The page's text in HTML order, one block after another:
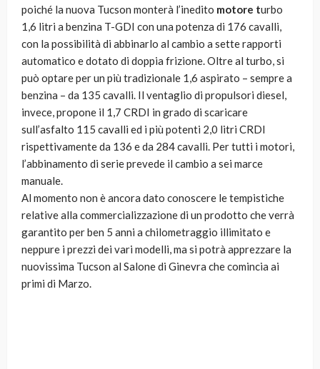
poiché la nuova Tucson monterà l’inedito motore turbo
1,6 litri a benzina T-GDI con una potenza di 176 cavalli,
con la possibilità di abbinarlo al cambio a sette rapporti
automatico e dotato di doppia frizione. Oltre al turbo, si
può optare per un più tradizionale 1,6 aspirato – sempre a
benzina – da 135 cavalli. Il ventaglio di propulsori diesel,
invece, propone il 1,7 CRDI in grado di scaricare
sull’asfalto 115 cavalli ed i più potenti 2,0 litri CRDI
rispettivamente da 136 e da 284 cavalli. Per tutti i motori,
l’abbinamento di serie prevede il cambio a sei marce
manuale.
Al momento non è ancora dato conoscere le tempistiche
relative alla commercializzazione di un prodotto che verrà
garantito per ben 5 anni a chilometraggio illimitato e
neppure i prezzi dei vari modelli, ma si potrà apprezzare la
nuovissima Tucson al Salone di Ginevra che comincia ai
primi di Marzo.